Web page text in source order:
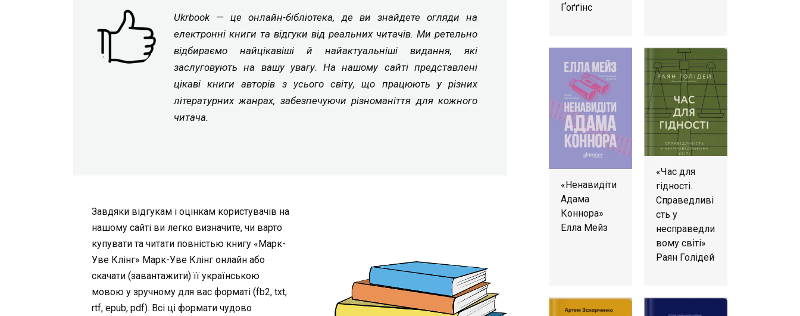
Ukrbook — це онлайн-бібліотека, де ви знайдете огляди на
електронні книги та відгуки від реальних читачів. Ми ретельно
відбираємо найцікавіші й найактуальніші видання, які
заслуговують на вашу увагу. На нашому сайті представлені
цікаві книги авторів з усього світу, що працюють у різних
літературних жанрах, забезпечуючи різноманіття для кожного
читача.
Завдяки відгукам і оцінкам користувачів на
нашому сайті ви легко визначите, чи варто
купувати та читати повністью книгу «Марк-
Уве Клінг» Марк-Уве Клінг онлайн або
скачати (завантажити) її українською
мовою у зручному для вас форматі (fb2, txt,
rtf, epub, pdf). Всі ці формати чудово
Ґоґґінс
«Ненавидіти
Адама
Коннора»
Елла Мейз
«Час для
гідності.
Справедливі
сть у
несправедли
вому світі»
Раян Голідей